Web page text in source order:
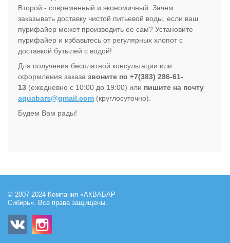
Второй - современный и экономичный. Зачем
заказывать доставку чистой питьевой воды, если ваш
пурифайер может производить ее сам? Установите
пурифайер и избавьтесь от регулярных хлопот с
доставкой бутылей с водой!
Для получения бесплатной консультации или
оформления заказа звоните по +7(383) 286-61-
13 (ежедневно с 10:00 до 19:00) или пишите на почту
aquabars@gmail.com (круглосуточно).
Будем Вам рады!
© 2007-2024 Компания «АКВАБАР -
Сибирь». Все права защищены.